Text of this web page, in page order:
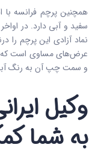
همچنین پرچم فرانسه
نماد آزادی این پرچم
عرض‌های مساوی است
و سمت چپ آن به رنگ
وکیل
به شما